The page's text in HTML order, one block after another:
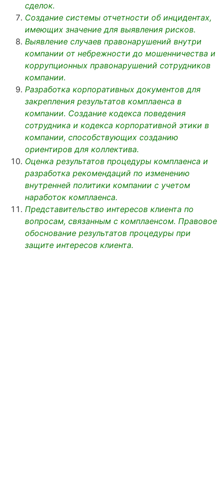
сделок.
Создание системы отчетности об инцидентах,
имеющих значение для выявления рисков.
Выявление случаев правонарушений внутри
компании от небрежности до мошенничества и
коррупционных правонарушений сотрудников
компании.
Разработка корпоративных документов для
закрепления результатов комплаенса в
компании. Создание кодекса поведения
сотрудника и кодекса корпоративной этики в
компании, способствующих созданию
ориентиров для коллектива.
Оценка результатов процедуры комплаенса и
разработка рекомендаций по изменению
внутренней политики компании с учетом
наработок комплаенса.
Представительство интересов клиента по
вопросам, связанным с комплаенсом. Правовое
обоснование результатов процедуры при
защите интересов клиента.